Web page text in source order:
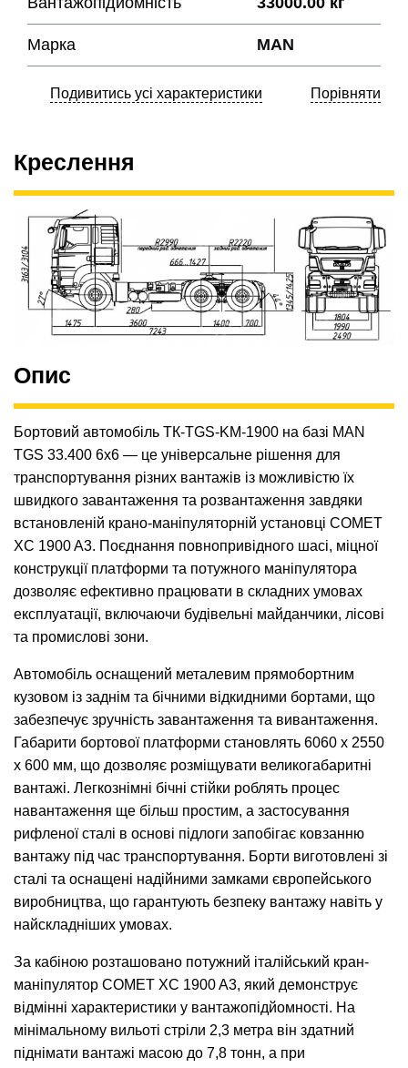
Марка MAN
Подивитись усі характеристики Порівняти
Креслення
Опис
Бортовий автомобіль ТК-TGS-KM-1900 на базі MAN
TGS 33.400 6x6 — це універсальне рішення для
транспортування різних вантажів із можливістю їх
швидкого завантаження та розвантаження завдяки
встановленій крано-маніпуляторній установці COMET
XC 1900 A3. Поєднання повнопривідного шасі, міцної
конструкції платформи та потужного маніпулятора
дозволяє ефективно працювати в складних умовах
експлуатації, включаючи будівельні майданчики, лісові
та промислові зони.
Автомобіль оснащений металевим прямобортним
кузовом із заднім та бічними відкидними бортами, що
забезпечує зручність завантаження та вивантаження.
Габарити бортової платформи становлять 6060 х 2550
х 600 мм, що дозволяє розміщувати великогабаритні
вантажі. Легкознімні бічні стійки роблять процес
навантаження ще більш простим, а застосування
рифленої сталі в основі підлоги запобігає ковзанню
вантажу під час транспортування. Борти виготовлені зі
сталі та оснащені надійними замками європейського
виробництва, що гарантують безпеку вантажу навіть у
найскладніших умовах.
За кабіною розташовано потужний італійський кран-
маніпулятор COMET XC 1900 A3, який демонструє
відмінні характеристики у вантажопідйомності. На
мінімальному вильоті стріли 2,3 метра він здатний
піднімати вантажі масою до 7,8 тонн, а при